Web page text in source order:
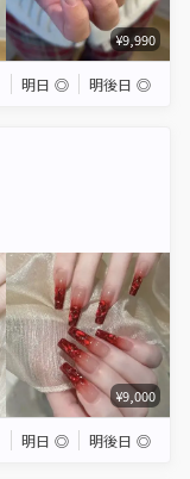
¥9,990
明日 ◎ 明後日 ◎
¥9,000
明日 ◎ 明後日 ◎